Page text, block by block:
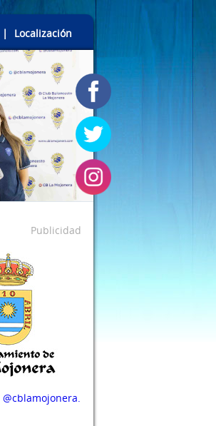
| Localización
Publicidad